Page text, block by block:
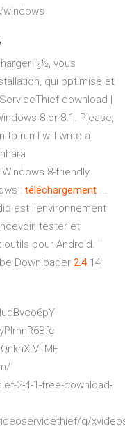
ï¿½, vous
qui optimise et
download |
8 or 8.1. Please,
to run I will write a
8-friendly.
: téléchargement ...
est l'environnement
tester et
pour Android. Il
Downloader 2.4.14
VLME
2-4-1-free-download-
q/